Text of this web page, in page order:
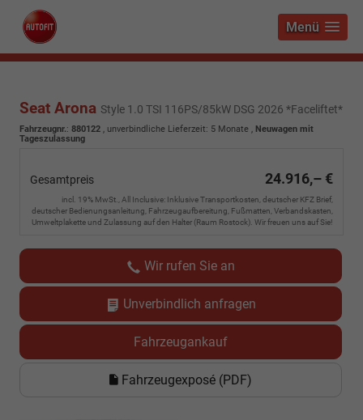
Menü
Seat Arona Style 1.0 TSI 116PS/85kW DSG 2026 *Faceliftet*
Fahrzeugnr.: 880122 , unverbindliche Lieferzeit: 5 Monate , Neuwagen mit
Tageszulassung
Gesamtpreis 24.916,– €
incl. 19% MwSt., All Inclusive: Inklusive Transportkosten, deutscher KFZ Brief,
deutscher Bedienungsanleitung, Fahrzeugaufbereitung, Fußmatten, Verbandskasten,
Umweltplakette und Zulassung auf den Halter (Raum Rostock). Wir freuen uns auf Sie!
Wir rufen Sie an
Unverbindlich anfragen
Fahrzeugankauf
Fahrzeugexposé (PDF)